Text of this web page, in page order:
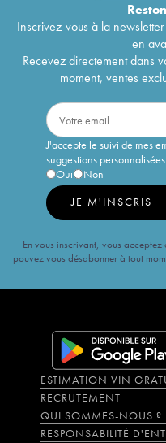
Inscrivez-vous à la
en
Recevez directement dans
moment, ventes
J'accepte le suivi de mes
suggestions personnalisées
Oui
Non
JE M'INSCRIS
En vous inscrivant, vous
pouvez vous désabonner à tout
ESTIMATION VIN
RECRUTEMENT
QUI SOMMES-NOUS ?
RESPONSABILITÉ